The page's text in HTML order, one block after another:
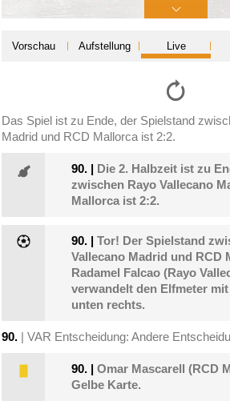
Vorschau Aufstellung Live
Das Spiel ist zu Ende, der Spielstand
Madrid und RCD Mallorca ist 2:2.
90. | Die 2. Halbzeit ist zu
zwischen Rayo Vallecano
Mallorca ist 2:2.
90. |Tor! Der Spielstand
Vallecano Madrid und RCD
Radamel Falcao (Rayo
verwandelt den Elfmeter
unten rechts.
90. | VAR Entscheidung: Andere
90. |Omar Mascarell (RCD
Gelbe Karte.